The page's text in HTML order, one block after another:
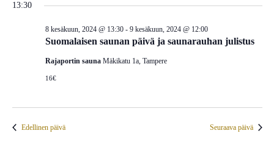
2024
13:30
Suomalaisen saunan päivä ja saunarauhan julistus
8 kesäkuun, 2024 @ 13:30- 9 kesäkuun, 2024 @ 12:00
Rajaportin sauna Mäkikatu 1a, Tampere
16€
Edellinen päivä Seuraava päivä